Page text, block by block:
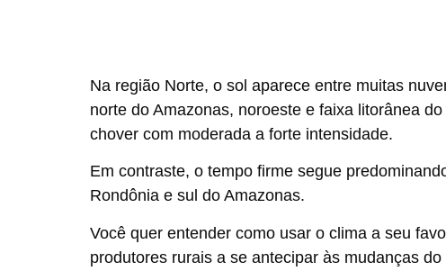
Na região Norte, o sol aparece entre muitas
norte do Amazonas, noroeste e faixa litorânea
chover com moderada a forte intensidade.
Em contraste, o tempo firme segue
Rondônia e sul do Amazonas.
Você quer entender como usar o clima a seu
produtores rurais a se antecipar às mudanças